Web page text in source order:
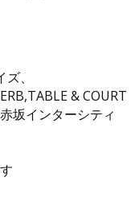
、
& COURT
坂インターシティ